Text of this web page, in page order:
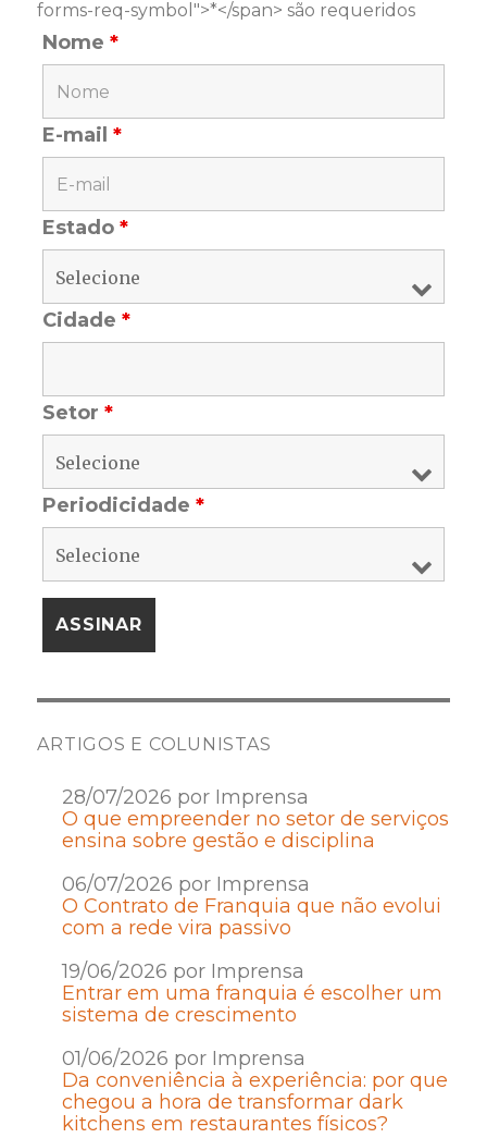
forms-req-symbol">*</span> são requeridos
Nome*
E-mail*
Estado*
Cidade*
Setor*
Periodicidade*
ARTIGOS E COLUNISTAS
28/07/2026 por Imprensa
O que empreender no setor de serviços
ensina sobre gestão e disciplina
06/07/2026 por Imprensa
O Contrato de Franquia que não evolui
com a rede vira passivo
19/06/2026 por Imprensa
Entrar em uma franquia é escolher um
sistema de crescimento
01/06/2026 por Imprensa
Da conveniência à experiência: por que
chegou a hora de transformar dark
kitchens em restaurantes físicos?